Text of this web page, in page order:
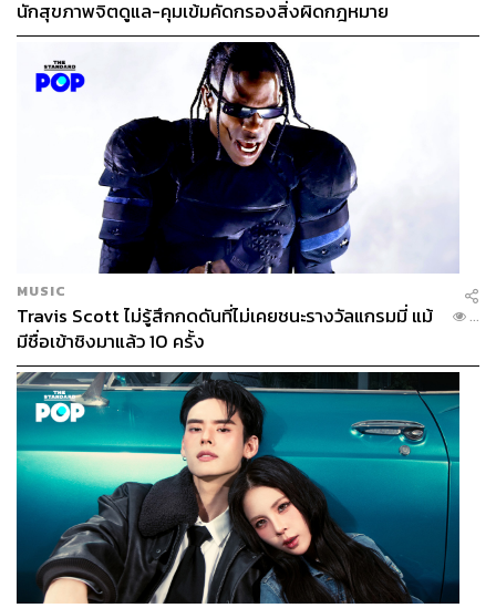
Beauty Editor | THE STANDARD LIFE
นักสุขภาพจิตดูแล-คุมเข้มคัดกรองสิ่งผิดกฎหมาย
MUSIC
Travis Scott ไม่รู้สึกกดดันที่ไม่เคยชนะรางวัลแกรมมี่ แม้
มีชื่อเข้าชิงมาแล้ว 10 ครั้ง
...